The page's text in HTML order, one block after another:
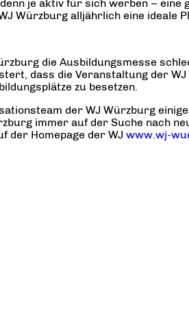
je aktiv für sich werben –
Würzburg alljährlich eine ideale
die Ausbildungsmesse
dass die Veranstaltung der
zu besetzen.
der WJ Würzburg
immer auf der Suche nach
der Homepage der WJ www.wj-